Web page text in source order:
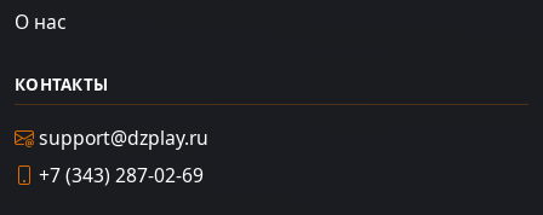
О нас
КОНТАКТЫ
support@dzplay.ru
+7 (343) 287-02-69